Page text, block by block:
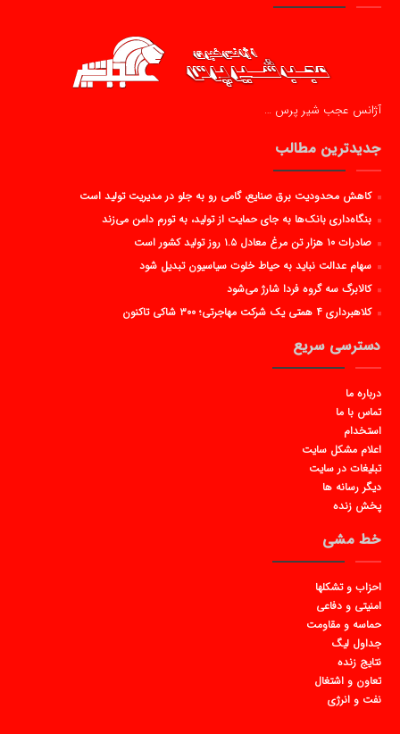
آژانس عجب شیر پرس …
جدیدترین مطالب
کاهش محدودیت برق صنایع، گامی رو به جلو در مدیریت تولید است
بنگاه‌داری بانک‌ها به جای حمایت از تولید، به تورم دامن می‌زند
صادرات ۱۰ هزار تن مرغ معادل ۱.۵ روز تولید کشور است
سهام عدالت نباید به حیاط خلوت سیاسیون تبدیل شود
کالابرگ سه گروه فردا شارژ می‌شود
کلاهبرداری ۴ همتی یک شرکت مهاجرتی؛ ۳۰۰ شاکی تاکنون
دسترسی سریع
درباره ما
تماس با ما
استخدام
اعلام مشکل سایت
تبلیغات در سایت
دیگر رسانه ها
پخش زنده
خط مشی
احزاب و تشکلها
امنیتی و دفاعی
حماسه و مقاومت
جداول لیگ
نتایج زنده
تعاون و اشتغال
نفت و انرژی